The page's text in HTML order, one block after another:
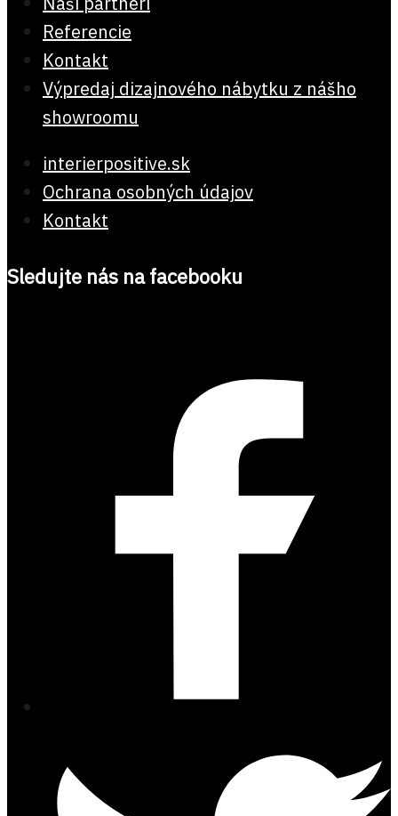
Referencie
Kontakt
Výpredaj dizajnového nábytku z nášho
showroomu
interierpositive.sk
Ochrana osobných údajov
Kontakt
Sledujte nás na facebooku